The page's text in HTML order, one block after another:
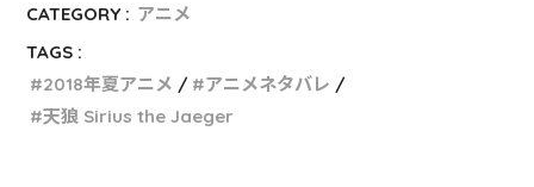
CATEGORY : アニメ
TAGS :
2018年夏アニメ
アニメネタバレ
天狼 Sirius the Jaeger